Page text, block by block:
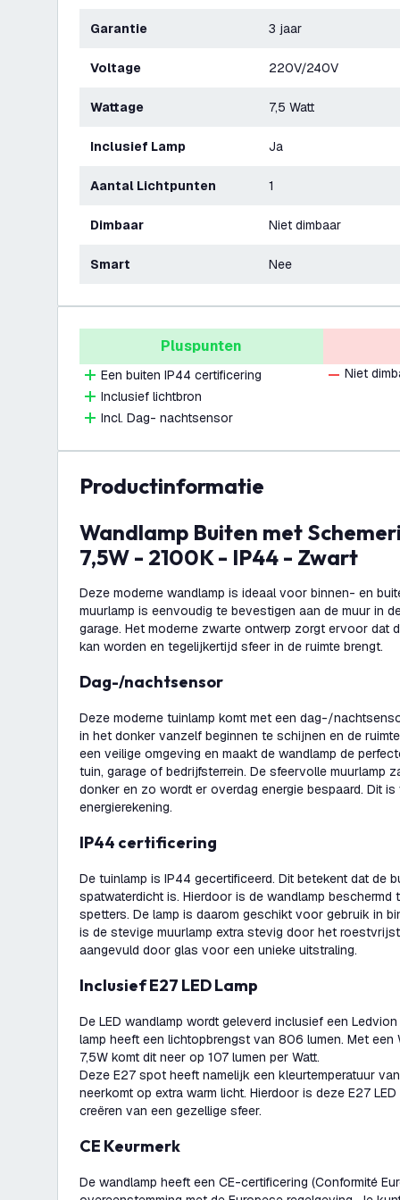
Garantie 3 jaar
Voltage 220V/240V
Wattage 7,5 Watt
Inclusief Lamp Ja
Aantal Lichtpunten 1
Dimbaar Niet dimbaar
Smart Nee
Pluspunten
Een buiten IP44 certificering
Inclusief lichtbron
Incl. Dag- nachtsensor
Niet
productinformatie
Wandlamp Buiten met Schemeringssensor -
7,5W - 2100K - IP44 - Zwart
Deze moderne wandlamp is ideaal voor binnen- en
muurlamp is eenvoudig te bevestigen aan de muur in
garage. Het moderne zwarte ontwerp zorgt ervoor dat
kan worden en tegelijkertijd sfeer in de ruimte brengt.
Dag-/nachtsensor
Deze moderne tuinlamp komt met een dag-/
in het donker vanzelf beginnen te schijnen en de
een veilige omgeving en maakt de wandlamp de
tuin, garage of bedrijfsterrein. De sfeervolle muurlamp
donker en zo wordt er overdag energie bespaard. Dit
energierekening.
IP44 certificering
De tuinlamp is IP44 gecertificeerd. Dit betekent dat de
spatwaterdicht is. Hierdoor is de wandlamp
spetters. De lamp is daarom geschikt voor gebruik in
is de stevige muurlamp extra stevig door het
aangevuld door glas voor een unieke uitstraling.
Inclusief E27 LED Lamp
De LED wandlamp wordt geleverd inclusief een
lamp heeft een lichtopbrengst van 806 lumen. Met een
7,5W komt dit neer op 107 lumen per Watt.
Deze E27 spot heeft namelijk een kleurtemperatuur
neerkomt op extra warm licht. Hierdoor is deze E27
creëren van een gezellige sfeer.
CE Keurmerk
De wandlamp heeft een CE-certificering (Conformité